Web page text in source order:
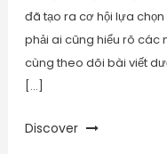
đã tạo ra cơ hội lựa
phải ai cũng hiểu rõ các
cùng theo dõi bài viết
[…]
Discover